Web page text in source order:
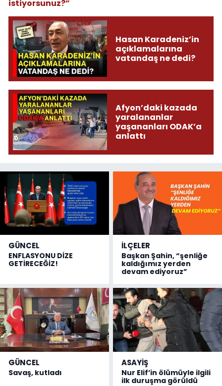
istiyorsunuz?”
Hasan Karadeniz’in
açıklamalarına
vatandaş ne dedi?
Afyon’daki kazada
yaralananlar
yaşananları ODAK’a
anlattı
GÜNCEL
ENFLASYONU DİZE
GETİRECEĞİZ!
İLÇELER
Başkan Şahin, “şenliğe
kaldığımız yerden
devam ediyoruz”
GÜNCEL
Savaş, kutladı
ASAYİŞ
Nur Elif’in ölümüyle ilgili
ilk duruşma görüldü